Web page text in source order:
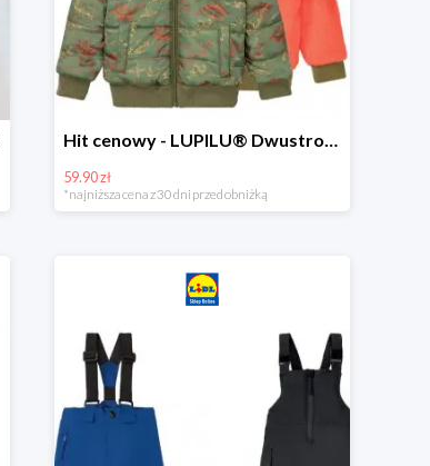
Hit cenowy - LUPILU® Dwustronna kurtka dziecięca z polarem
59.90 zł
*najniższa cena z 30 dni przed obniżką